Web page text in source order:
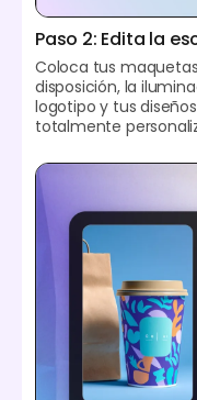
Paso 2: Edita la
Coloca tus
disposición, la
logotipo y tus
totalmente